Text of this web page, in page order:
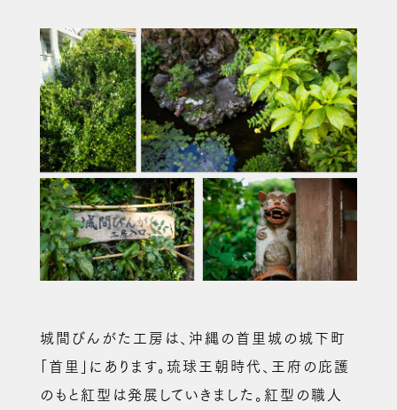
城間びんがた工房は、沖縄の首里城の城下町
「首里」にあります。琉球王朝時代、王府の庇護
のもと紅型は発展していきました。紅型の職人